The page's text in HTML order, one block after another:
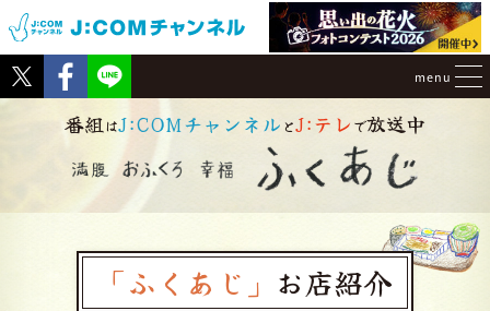
Tweet Facebook
menu
番組はJ:COMチャンネル とJ:テレ で放送中
「ふくあじ」 お店紹介